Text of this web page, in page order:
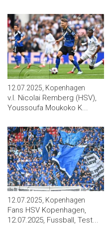
12.07.2025, Kopenhagen
v.l. Nicolai Remberg (HSV),
Youssoufa Moukoko K...
12.07.2025, Kopenhagen
Fans HSV Kopenhagen,
12.07.2025, Fussball, Test...